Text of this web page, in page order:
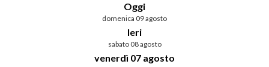
Oggi
domenica 09 agosto
Ieri
sabato 08 agosto
venerdì 07 agosto